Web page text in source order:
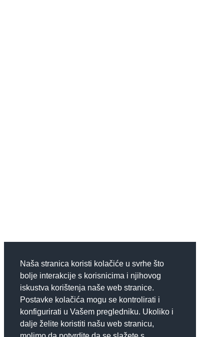
Naša stranica koristi kolačiće u svrhe što
bolje interakcije s korisnicima i njihovog
iskustva korištenja naše web stranice.
Postavke kolačića mogu se kontrolirati i
konfigurirati u Vašem pregledniku. Ukoliko i
dalje želite koristiti našu web stranicu,